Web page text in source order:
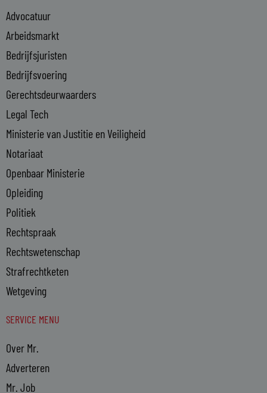
d
i
n
-
i
n
Advocatuur
Arbeidsmarkt
Bedrijfsjuristen
Bedrijfsvoering
Gerechtsdeurwaarders
Legal Tech
Ministerie van Justitie en Veiligheid
Notariaat
Openbaar Ministerie
Opleiding
Politiek
Rechtspraak
Rechtswetenschap
Strafrechtketen
Wetgeving
SERVICE MENU
Over Mr.
Adverteren
Mr. Job